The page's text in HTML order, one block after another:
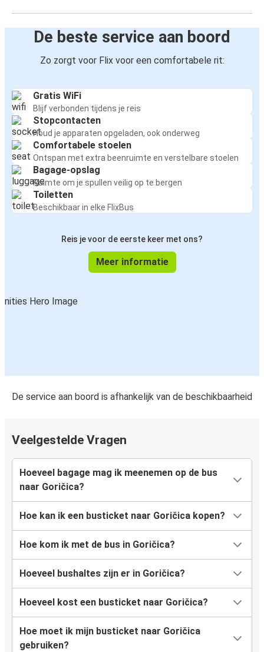
De beste service aan boord
Zo zorgt voor Flix voor een comfortabele rit:
Gratis WiFi
Blijf verbonden tijdens je reis
Stopcontacten
Houd je apparaten opgeladen, ook onderweg
Comfortabele stoelen
Ontspan met extra beenruimte en verstelbare stoelen
Bagage-opslag
Ruimte om je spullen veilig op te bergen
Toiletten
Beschikbaar in elke FlixBus
Reis je voor de eerste keer met ons?
Meer informatie
De service aan boord is afhankelijk van de beschikbaarheid
Veelgestelde Vragen
Hoeveel bagage mag ik meenemen op de bus
naar Goričica?
Hoe kan ik een busticket naar Goričica kopen?
Hoe kom ik met de bus in Goričica?
Hoeveel bushaltes zijn er in Goričica?
Hoeveel kost een busticket naar Goričica?
Hoe moet ik mijn busticket naar Goričica
gebruiken?